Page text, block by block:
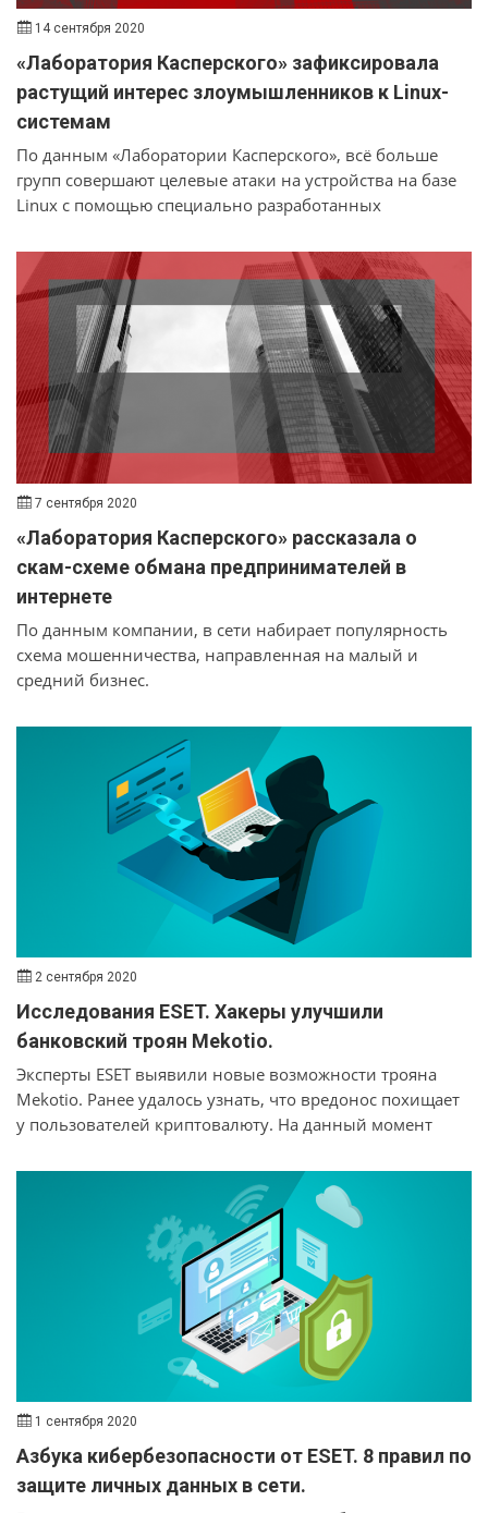
14 сентября 2020
«Лаборатория Касперского» зафиксировала
растущий интерес злоумышленников к Linux-
системам
По данным «Лаборатории Касперского», всё больше
групп совершают целевые атаки на устройства на базе
Linux с помощью специально разработанных
7 сентября 2020
«Лаборатория Касперского» рассказала о
скам-схеме обмана предпринимателей в
интернете
По данным компании, в сети набирает популярность
схема мошенничества, направленная на малый и
средний бизнес.
2 сентября 2020
Исследования ESET. Хакеры улучшили
банковский троян Mekotio.
Эксперты ESET выявили новые возможности трояна
Mekotio. Ранее удалось узнать, что вредонос похищает
у пользователей криптовалюту. На данный момент
бэкдора: создание скриншотов, перезагрузка
зараженных устройств, ограничение доступа к
легитимным банковским сайтам, а также кража учетных
данных из Google Chrome и биткоинов. Троян
использует C&C-сервер и базы данных SQL.
1 сентября 2020
Азбука кибербезопасности от ESET. 8 правил по
защите личных данных в сети.